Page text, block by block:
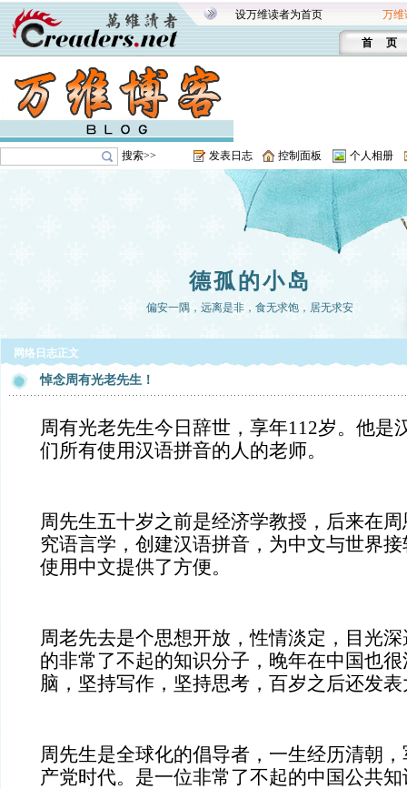
设万维读者为首页 万维
首 页
搜索>> 发表日志 控制面板 个人相册
德孤的小岛
偏安一隅，远离是非，食无求饱，居无求安
网络日志正文
悼念周有光老先生！
周有光老先生今日辞世，享年112岁。他是
们所有使用汉语拼音的人的老师。
周先生五十岁之前是经济学教授，后来在
究语言学，创建汉语拼音，为中文与世界
使用中文提供了方便。
周老先去是个思想开放，性情淡定，目光
的非常了不起的知识分子，晚年在中国也
脑，坚持写作，坚持思考，百岁之后还发
周先生是全球化的倡导者，一生经历清朝
产党时代。是一位非常了不起的中国公共